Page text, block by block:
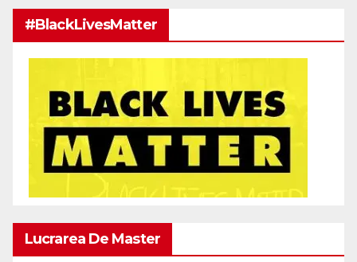
#BlackLivesMatter
Lucrarea De Master